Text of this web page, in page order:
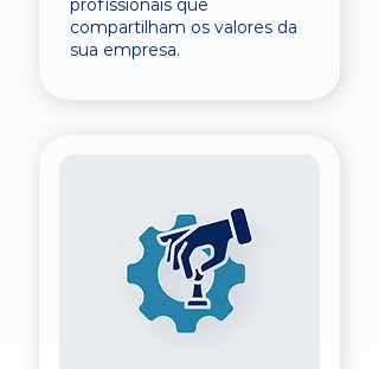
profissionais que
compartilham os valores da
sua empresa.